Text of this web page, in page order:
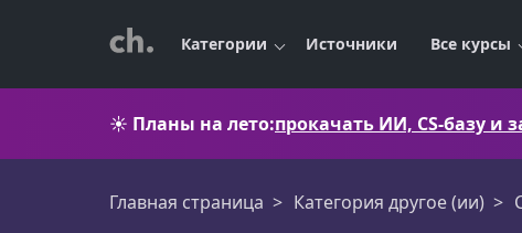
Категории Источники Все курсы
☀️ Планы на лето:прокачать ИИ, CS-базу и
Главная страница Категория другое (ии)